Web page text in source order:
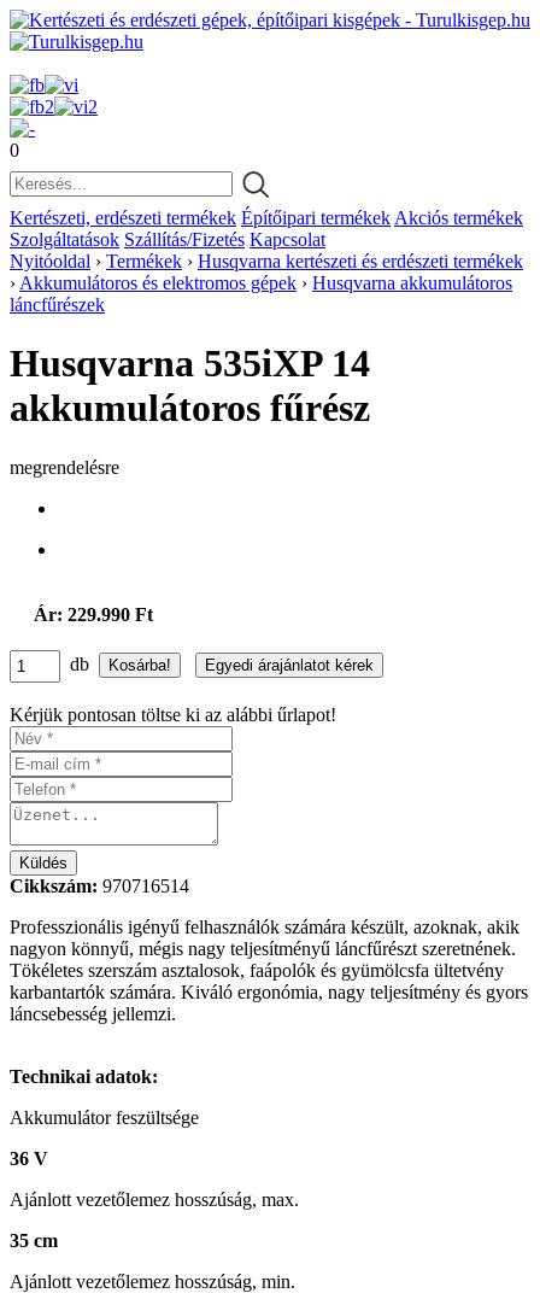
0
Kertészeti, erdészeti termékek Építőipari termékek Akciós termékek
Szolgáltatások Szállítás/Fizetés Kapcsolat
Nyitóoldal › Termékek › Husqvarna kertészeti és erdészeti termékek
› Akkumulátoros és elektromos gépek › Husqvarna akkumulátoros
láncfűrészek
Husqvarna 535iXP 14
akkumulátoros fűrész
megrendelésre
Ár: 229.990 Ft
db
Kérjük pontosan töltse ki az alábbi űrlapot!
Cikkszám: 970716514
Professzionális igényű felhasználók számára készült, azoknak, akik
nagyon könnyű, mégis nagy teljesítményű láncfűrészt szeretnének.
Tökéletes szerszám asztalosok, faápolók és gyümölcsfa ültetvény
karbantartók számára. Kiváló ergonómia, nagy teljesítmény és gyors
láncsebesség jellemzi.
Technikai adatok:
Akkumulátor feszültsége
36 V
Ajánlott vezetőlemez hosszúság, max.
35 cm
Ajánlott vezetőlemez hosszúság, min.